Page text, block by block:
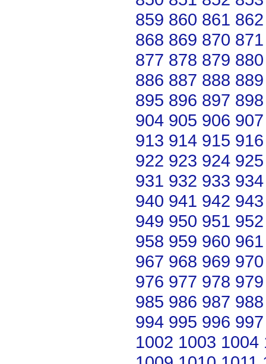
859 860 861 862
868 869 870 871
877 878 879 880
886 887 888 889
895 896 897 898
904 905 906 907
913 914 915 916
922 923 924 925
931 932 933 934
940 941 942 943
949 950 951 952
958 959 960 961
967 968 969 970
976 977 978 979
985 986 987 988
994 995 996 997
1002 1003 1004